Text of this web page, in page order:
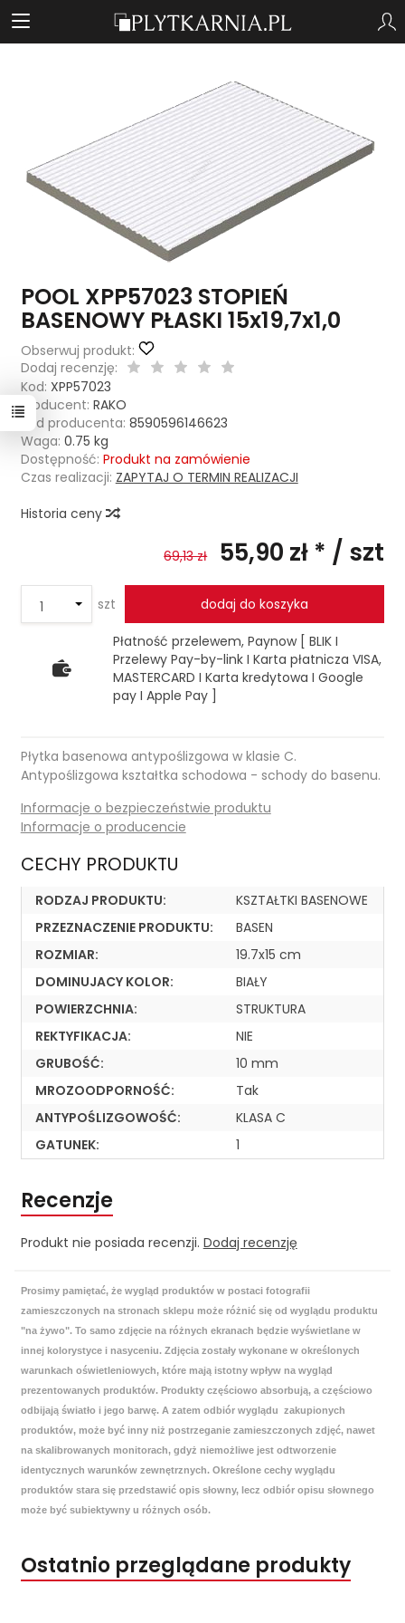
POOL XPP57023 STOPIEŃ
BASENOWY PŁASKI 15x19,7x1,0
Obserwuj produkt:
Dodaj recenzję:
Kod: XPP57023
Producent: RAKO
Kod producenta: 8590596146623
Waga: 0.75 kg
Dostępność: Produkt na zamówienie
Czas realizacji: ZAPYTAJ O TERMIN REALIZACJI
Historia ceny
69,13 zł 55,90 zł * / szt
szt dodaj do koszyka
Płatność przelewem, Paynow [ BLIK I
Przelewy Pay-by-link I Karta płatnicza VISA,
MASTERCARD I Karta kredytowa I Google
pay I Apple Pay ]
Płytka basenowa antypoślizgowa w klasie C.
Antypoślizgowa kształtka schodowa - schody do basenu.
Informacje o bezpieczeństwie produktu
Informacje o producencie
CECHY PRODUKTU
RODZAJ PRODUKTU:
KSZTAŁTKI BASENOWE
PRZEZNACZENIE PRODUKTU:
BASEN
ROZMIAR:
19.7x15 cm
DOMINUJACY KOLOR:
BIAŁY
POWIERZCHNIA:
STRUKTURA
REKTYFIKACJA:
NIE
GRUBOŚĆ:
10 mm
MROZOODPORNOŚĆ:
Tak
ANTYPOŚLIZGOWOŚĆ:
KLASA C
GATUNEK:
1
Recenzje
Produkt nie posiada recenzji. Dodaj recenzję
Prosimy pamiętać, że wygląd produktów w postaci fotografii
zamieszczonych na stronach sklepu może różnić się od wyglądu produktu
"na żywo". To samo zdjęcie na różnych ekranach będzie wyświetlane w
innej kolorystyce i nasyceniu. Zdjęcia zostały wykonane w określonych
warunkach oświetleniowych, które mają istotny wpływ na wygląd
prezentowanych produktów. Produkty częściowo absorbują, a częściowo
odbijają światło i jego barwę. A zatem odbiór wyglądu zakupionych
produktów, może być inny niż postrzeganie zamieszczonych zdjęć, nawet
na skalibrowanych monitorach, gdyż niemożliwe jest odtworzenie
identycznych warunków zewnętrznych. Określone cechy wyglądu
produktów stara się przedstawić opis słowny, lecz odbiór opisu słownego
może być subiektywny u różnych osób.
Ostatnio przeglądane produkty